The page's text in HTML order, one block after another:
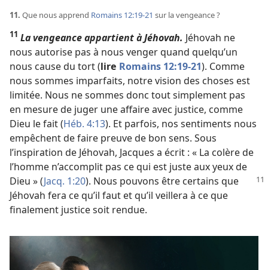
11. Que nous apprend Romains 12:19-21 sur la vengeance ?
11 La vengeance appartient à Jéhovah. Jéhovah ne
nous autorise pas à nous venger quand quelqu’un
nous cause du tort (lire Romains 12:19-21). Comme
nous sommes imparfaits, notre vision des choses est
limitée. Nous ne sommes donc tout simplement pas
en mesure de juger une affaire avec justice, comme
Dieu le fait (Héb. 4:13). Et parfois, nos sentiments nous
empêchent de faire preuve de bon sens. Sous
l’inspiration de Jéhovah, Jacques a écrit : « La colère de
l’homme n’accomplit pas ce qui est juste aux yeux de
Dieu » (Jacq. 1:20). Nous pouvons être certains que
Jéhovah fera ce qu’il faut et qu’il veillera à ce que
finalement justice soit rendue.